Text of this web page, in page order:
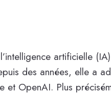
artificielle
des années, elle a
et OpenAI. Plus